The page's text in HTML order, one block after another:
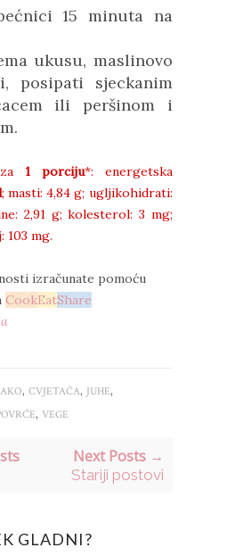
15 minuta na
ukusu, maslinovo
posipati sjeckanim
ili peršinom i
za1 porciju*: energetska
; masti: 4,84 g; ugljikohidrati:
2,91 g; kolesterol: 3 mg;
103 mg.
izračunate pomoću
CookEatShare
, CVJETAČA, JUHE,
, VEGE
Next Posts →
Stariji postovi
GLADNI?